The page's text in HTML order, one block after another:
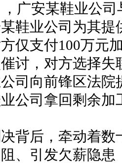
安某鞋业公司
鞋业公司为其
仅支付100万元
讨，对方选择
司向前锋区法
公司拿回剩余加
后，牵动着数
、引发欠薪隐